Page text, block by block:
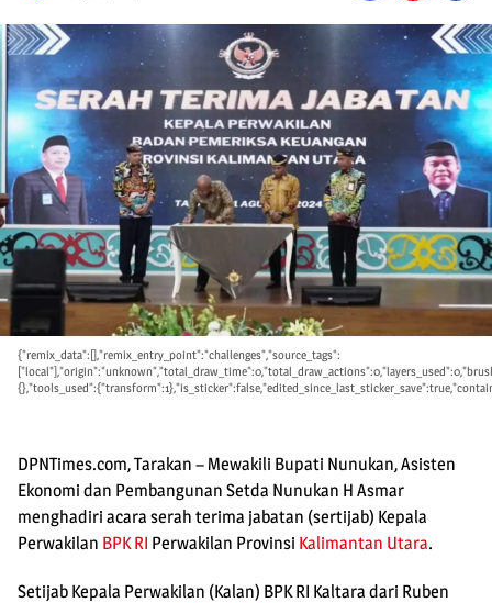
{"remix_data":[],"remix_entry_point":"challenges","source_tags":
DPNTimes.com, Tarakan – Mewakili Bupati Nunukan, Asisten
Ekonomi dan Pembangunan Setda Nunukan H Asmar
menghadiri acara serah terima jabatan (sertijab) Kepala
Perwakilan BPK RI Perwakilan Provinsi Kalimantan Utara.
Setijab Kepala Perwakilan (Kalan) BPK RI Kaltara dari Ruben